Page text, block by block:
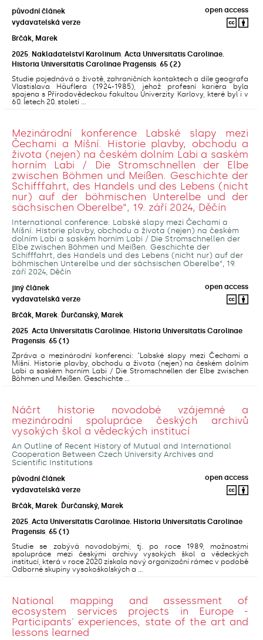
původní článek
open access
vydavatelská verze
Brčák, Marek
2025 Nakladatelství Karolinum Acta Universitatis Carolinae.
Historia Universitatis Carolinae Pragensis 65 (2)
Studie pojednává o životě, zahraničních kontaktech a díle geografa
Vlastislava Häuflera (1924-1985), jehož profesní kariéra byla
spojena s Přírodovědeckou fakultou Univerzity Karlovy, které byl i v
60. letech 20. století ...
Mezinárodní konference Labské slapy mezi
Čechami a Míšní. Historie plavby, obchodu a
života (nejen) na českém dolním Labi a saském
horním Labi / Die Stromschnellen der Elbe
zwischen Böhmen und Meißen. Geschichte der
Schifffahrt, des Handels und des Lebens (nicht
nur) auf der böhmischen Unterelbe und der
sächsischen Oberelbe“, 19. září 2024, Děčín
International conference: Labské slapy mezi Čechami a
Míšní. Historie plavby, obchodu a života (nejen) na českém
dolním Labi a saském horním Labi / Die Stromschnellen der
Elbe zwischen Böhmen und Meißen. Geschichte der
Schifffahrt, des Handels und des Lebens (nicht nur) auf der
böhmischen Unterelbe und der sächsischen Oberelbe“, 19.
září 2024, Děčín
jiný článek
open access
vydavatelská verze
Brčák, Marek; Ďurčanský, Marek
2025 Acta Universitatis Carolinae. Historia Universitatis Carolinae
Pragensis 65 (1)
Zpráva o mezinárodní konferenci: "Labské slapy mezi Čechami a
Míšní. Historie plavby, obchodu a života (nejen) na českém dolním
Labi a saském horním Labi / Die Stromschnellen der Elbe zwischen
Böhmen und Meißen. Geschichte ...
Náčrt historie novodobé vzájemné a
mezinárodní spolupráce českých archivů
vysokých škol a vědeckých institucí
An Outline of Recent History of Mutual and International
Cooperation Between Czech University Archives and
Scientific Institutions
původní článek
open access
vydavatelská verze
Brčák, Marek; Ďurčanský, Marek
2025 Acta Universitatis Carolinae. Historia Universitatis Carolinae
Pragensis 65 (1)
Studie se zabývá novodobými, tj. po roce 1989, možnostmi
spolupráce mezi českými archivy vysokých škol a vědeckých
institucí, která v roce 2020 získala nový organizační rámec v podobě
Odborné skupiny vysokoškolských a ...
National mapping and assessment of
ecosystem services projects in Europe -
Participants' experiences, state of the art and
lessons learned